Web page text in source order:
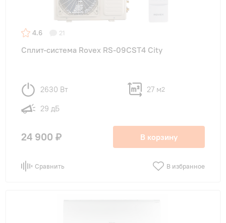
4.6 21
Сплит-система Rovex RS-09CST4 City
2630 Вт 27 м2
29 дБ
24 900 ₽ В корзину
Сравнить В избранное